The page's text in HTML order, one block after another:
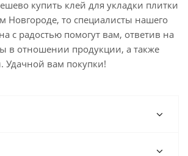
купить клей для укладки плитки
Новгороде, то специалисты нашего
с радостью помогут вам, ответив на
в отношении продукции, а также
Удачной вам покупки!